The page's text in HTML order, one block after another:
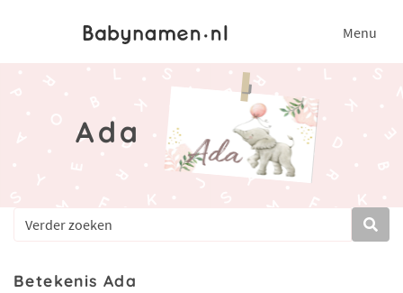
Menu
Ada
Betekenis Ada